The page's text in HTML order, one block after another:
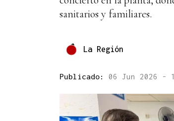
sanitarios y familiares.
La Región
Publicado: 06 Jun 2026 -